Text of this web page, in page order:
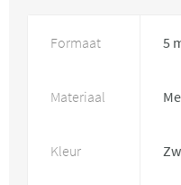
Formaat 5
Materiaal
Kleur